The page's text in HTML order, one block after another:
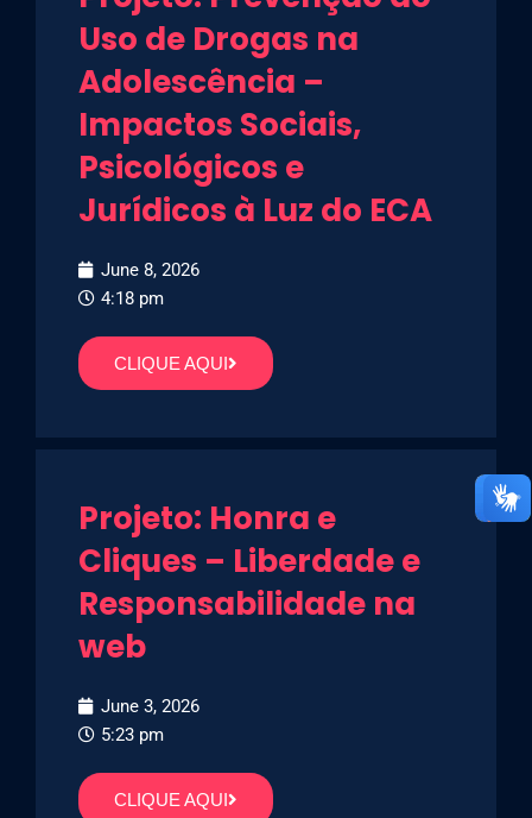
Uso de Drogas na
Adolescência –
Impactos Sociais,
Psicológicos e
Jurídicos à Luz do ECA
June 8, 2026
4:18 pm
CLIQUE AQUI
Projeto: Honra e
Cliques – Liberdade e
Responsabilidade na
web
June 3, 2026
5:23 pm
CLIQUE AQUI